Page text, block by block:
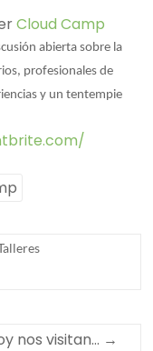
Cloud Camp
abierta sobre la
profesionales de
y un tentempie
nos visitan… →